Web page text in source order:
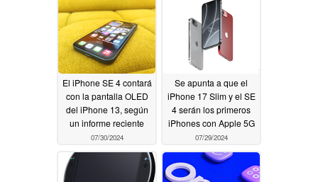
08/01/2024
El iPhone SE 4 contará
con la pantalla OLED
del iPhone 13, según
un informe reciente
07/30/2024
Se apunta a que el
iPhone 17 Slim y el SE
4 serán los primeros
iPhones con Apple 5G
07/29/2024